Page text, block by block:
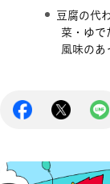
豆腐の代
菜・ゆで
風味のあ